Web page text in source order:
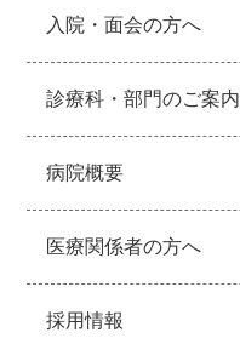
入院・面会の方へ
診療科・部門のご案内
病院概要
医療関係者の方へ
採用情報